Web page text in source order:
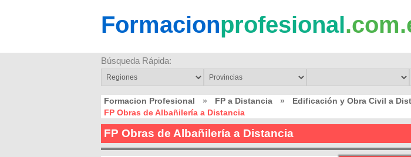
Formacionprofesional
Búsqueda Rápida:
Formacion Profesional » FP a Distancia » Edificación y Obra Civil a
FP Obras de Albañilería a Distancia
FP Obras de Albañilería a Distancia